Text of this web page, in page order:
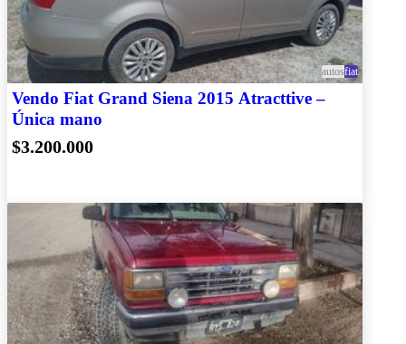
autosfiat
Vendo Fiat Grand Siena 2015 Atracttive –
Única mano
$3.200.000